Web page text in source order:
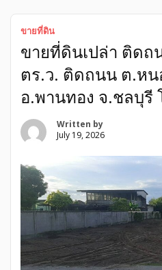
สินค้า หรือศูนย์กระจายสินค้า
ตราด กม.22 ต.ศีรษะจรเข้ใหญ่ อ.
ละเอียดที่ดิน เนื้อที่ 15-0-0 ไร่ หรื
ที่ดินถมแล้ว ช่วยลดเวลาและต้นทุ
ผังเมืองสีม่วง หน้ากว้างประมาณ
147 […]
ขายที่ดิน
ขายที่ดินเปล่า ติดถ
ตร.ว. ติดถนน ต.หน
อ.พานทอง จ.ชลบุรี
Written by
July 19, 2026